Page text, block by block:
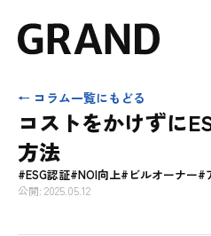
← コラム一覧にもどる
コストをかけずに
方法
#ESG認証#NOI向上#ビルオーナー#
公開: 2025.05.12